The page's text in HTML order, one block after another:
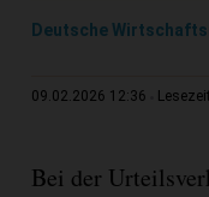
Deutsche
09.02.2026 12:36
Bei der